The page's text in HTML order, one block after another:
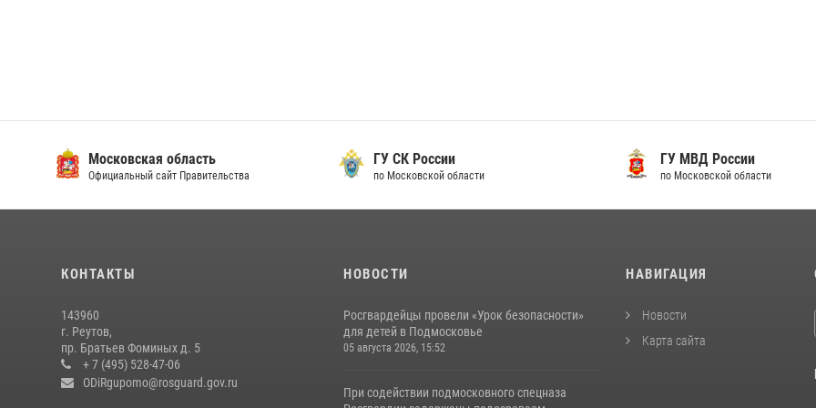
Московская область
Официальный сайт Правительства
ГУ СК России
по Московской области
ГУ МВД России
по Московской области
КОНТАКТЫ
143960
г. Реутов,
пр. Братьев Фоминых д. 5
+ 7 (495) 528-47-06
ODiRgupomo@rosguard.gov.ru
НОВОСТИ
Росгвардейцы провели «Урок безопасности»
для детей в Подмосковье
05 августа 2026, 15:52
При содействии подмосковного спецназа
НАВИГАЦИЯ
Новости
Карта сайта